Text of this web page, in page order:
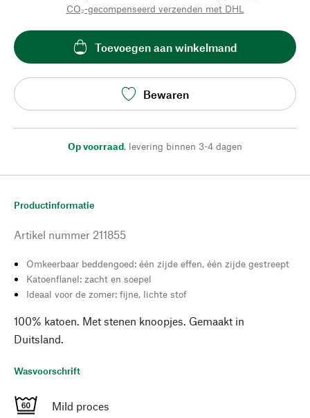
CO₂-gecompenseerd verzenden met DHL
Toevoegen aan winkelmand
Bewaren
Op voorraad, levering binnen 3-4 dagen
Productinformatie
Artikel nummer 211855
Omkeerbaar beddengoed: één zijde effen, één zijde gestreept
Katoenflanel: zacht en soepel
Ideaal voor de zomer: fijne, lichte stof
100% katoen. Met stenen knoopjes. Gemaakt in
Duitsland.
Wasvoorschrift
Mild proces